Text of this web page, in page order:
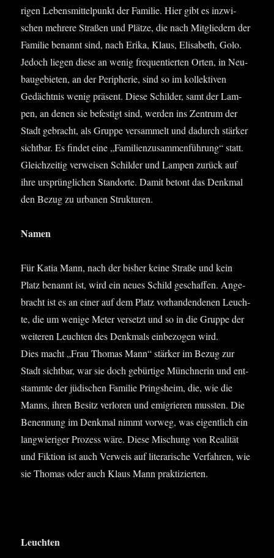
ri­gen Lebens­mit­tel­punkt der Fami­lie. Hier gibt es inzwi­
schen meh­re­re Stra­ßen und Plät­ze, die nach Mit­glie­dern der
Fami­lie benannt sind, nach Eri­ka, Klaus, Eli­sa­beth, Golo.
Jedoch lie­gen die­se an wenig fre­quen­tier­ten Orten, in Neu­
bau­ge­bie­ten, an der Peri­phe­rie, sind so im kol­lek­ti­ven
Gedächt­nis wenig prä­sent. Die­se Schil­der, samt der Lam­
pen, an denen sie befes­tigt sind, wer­den ins Zen­trum der
Stadt gebracht, als Grup­pe ver­sam­melt und dadurch stär­ker
sicht­bar. Es fin­det eine „Fami­li­en­zu­sam­men­füh­rung“ statt.
Gleich­zei­tig ver­wei­sen Schil­der und Lam­pen zurück auf
ihre ursprüng­li­chen Stand­or­te. Damit betont das Denk­mal
den Bezug zu urba­nen Strukturen.
Namen
Für Katia Mann, nach der bis­her kei­ne Stra­ße und kein
Platz benannt ist, wird ein neu­es Schild geschaf­fen. Ange­
bracht ist es an einer auf dem Platz vor­han­den­denen Leuch­
te, die um weni­ge Meter ver­setzt und so in die Grup­pe der
wei­te­ren Leuch­ten des Denk­mals ein­be­zo­gen wird.
Dies macht „Frau Tho­mas Mann“ stär­ker im Bezug zur
Stadt sicht­bar, war sie doch gebür­ti­ge Münch­ne­rin und ent­
stamm­te der jüdi­schen Fami­lie Pringsheim, die, wie die
Manns, ihren Besitz ver­lo­ren und emi­grie­ren muss­ten. Die
Benen­nung im Denk­mal nimmt vor­weg, was eigent­lich ein
lang­wie­ri­ger Pro­zess wäre. Die­se Mischung von Rea­li­tät
und Fik­ti­on ist auch Ver­weis auf lite­ra­ri­sche Ver­fah­ren, wie
sie Tho­mas oder auch Klaus Mann praktizierten.
Leuch­ten